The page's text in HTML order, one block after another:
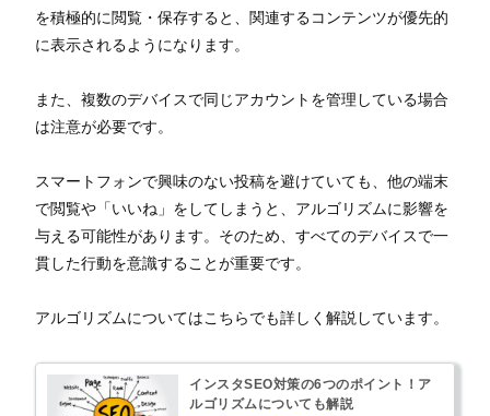
を積極的に閲覧・保存すると、関連するコンテンツが優先的
に表示されるようになります。
また、複数のデバイスで同じアカウントを管理している場合
は注意が必要です。
スマートフォンで興味のない投稿を避けていても、他の端末
で閲覧や「いいね」をしてしまうと、アルゴリズムに影響を
与える可能性があります。そのため、すべてのデバイスで一
貫した行動を意識することが重要です。
アルゴリズムについてはこちらでも詳しく解説しています。
インスタSEO対策の6つのポイント！ア
ルゴリズムについても解説